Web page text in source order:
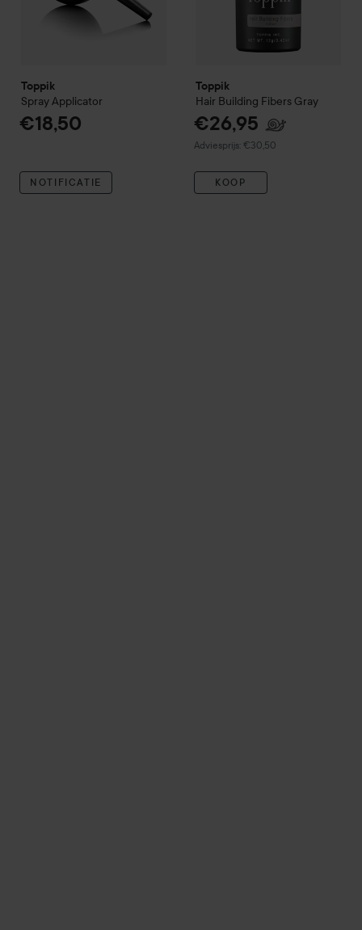
Toppik
Spray Applicator
€18,50
NOTIFICATIE
Toppik
Hair Building Fibers Gray
€26,95
Adviesprijs: €30,50
Aanbevolen prijs €30,50
KOOP